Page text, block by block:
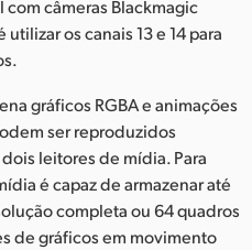
câmeras Blackmagic
os canais 13 e 14 para
gráficos RGBA e animações
ser reproduzidos
leitores de mídia. Para
é capaz de armazenar até
completa ou 64 quadros
de gráficos em movimento